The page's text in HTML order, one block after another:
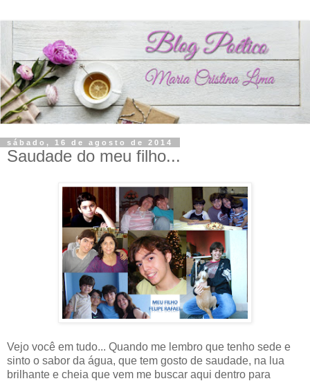
sábado, 16 de agosto de 2014
Saudade do meu filho...
Vejo você em tudo... Quando me lembro que tenho sede e
sinto o sabor da água, que tem gosto de saudade, na lua
brilhante e cheia que vem me buscar aqui dentro para